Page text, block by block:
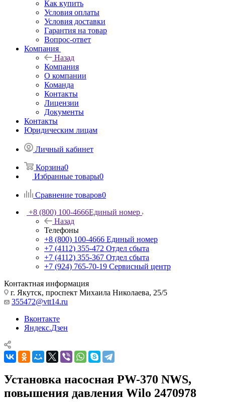
Как купить
Условия оплаты
Условия доставки
Гарантия на товар
Вопрос-ответ
Компания
Назад
Компания
О компании
Команда
Контакты
Лицензии
Документы
Контакты
Юридическим лицам
Личный кабинет
Корзина0
Избранные товары0
Сравнение товаров0
+8 (800) 100-4666Единый номер
Назад
Телефоны
+8 (800) 100-4666 Единый номер
+7 (4112) 355-472 Отдел сбыта
+7 (4112) 355-367 Отдел сбыта
+7 (924) 765-70-19 Сервисный центр
Контактная информация
г. Якутск, проспект Михаила Николаева, 25/5
355472@vtt14.ru
Вконтакте
Яндекс.Дзен
Установка насосная PW-370 NWS,
повышения давления Wilo 2470978